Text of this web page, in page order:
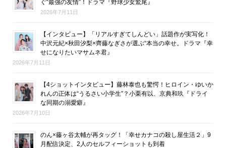
ぐ“最強の友情”！ドラマ『野球少女鷲尾』
2026年7月11日
【インタビュー】「リアルすぎてしんどい」話題作が実写化！
中沢元紀×秋田汐梨×齊藤なぎさが選ぶ“本当の幸せ。ドラマ『幸
せになりたいマサムネ君』
2026年7月11日
【4ショットインタビュー】藤林泰也も驚愕！ヒロイン・ゆいか
れんの正体は“うるさい小学生”？小栗有以、京典和玖『ドライ
な同期の溺愛癖』
2026年7月10日
のん×藤ヶ谷太輔が再タッグ！「幸せカナコの殺し屋生活２」9
月配信決定、2人のセルフィーショットも到着